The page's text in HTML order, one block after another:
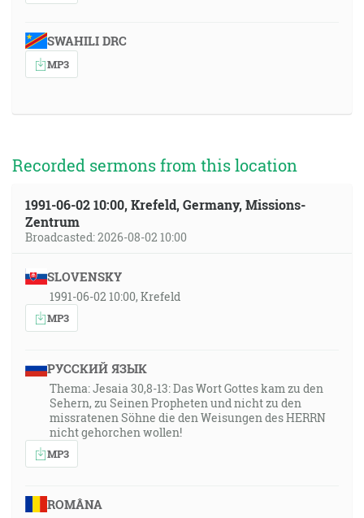
SWAHILI DRC
MP3
Recorded sermons from this location
1991-06-02 10:00, Krefeld, Germany, Missions-
Zentrum
Broadcasted: 2026-08-02 10:00
SLOVENSKY
1991-06-02 10:00, Krefeld
MP3
РУССКИЙ ЯЗЫК
Thema: Jesaia 30,8-13: Das Wort Gottes kam zu den
Sehern, zu Seinen Propheten und nicht zu den
missratenen Söhne die den Weisungen des HERRN
nicht gehorchen wollen!
MP3
ROMÂNA